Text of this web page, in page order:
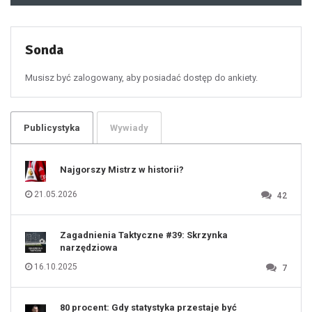
Sonda
Musisz być zalogowany, aby posiadać dostęp do ankiety.
Publicystyka Wywiady
Najgorszy Mistrz w historii?
21.05.2026 42
Zagadnienia Taktyczne #39: Skrzynka
narzędziowa
16.10.2025 7
80 procent: Gdy statystyka przestaje być